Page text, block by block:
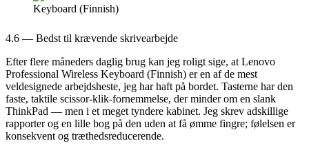
4.6 — Bedst til krævende skrivearbejde
Efter flere måneders daglig brug kan jeg roligt sige, at Lenovo
Professional Wireless Keyboard (Finnish) er en af de mest
veldesignede arbejdsheste, jeg har haft på bordet. Tasterne har den
faste, taktile scissor-klik-fornemmelse, der minder om en slank
ThinkPad — men i et meget tyndere kabinet. Jeg skrev adskillige
rapporter og en lille bog på den uden at få ømme fingre; følelsen er
konsekvent og træthedsreducerende.